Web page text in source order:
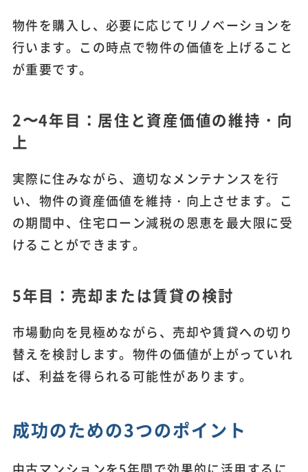
物件を購入し、必要に応じてリノベーションを
行います。この時点で物件の価値を上げること
が重要です。
2〜4年目：居住と資産価値の維持・向
上
実際に住みながら、適切なメンテナンスを行
い、物件の資産価値を維持・向上させます。こ
の期間中、住宅ローン減税の恩恵を最大限に受
けることができます。
5年目：売却または賃貸の検討
市場動向を見極めながら、売却や賃貸への切り
替えを検討します。物件の価値が上がっていれ
ば、利益を得られる可能性があります。
成功のための3つのポイント
中古マンションを5年間で効果的に活用するに